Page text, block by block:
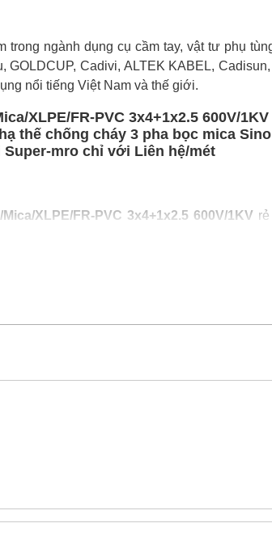
ngành dụng cụ cầm tay, vật tư phụ
Cadivi, ALTEK KABEL, Cadisun,
nổi tiếng Việt Nam và thế giới.
XLPE/FR-PVC 3x4+1x2.5 600V/1KV
thế chống cháy 3 pha bọc mica
Super-mro chỉ với Liên hệ/mét
XLPE/FR-PVC 3x4+1x2.5 600V/1KV